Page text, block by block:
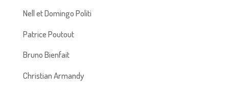
Nell et Domingo Politi
Patrice Poutout
Bruno Bienfait
Christian Armandy